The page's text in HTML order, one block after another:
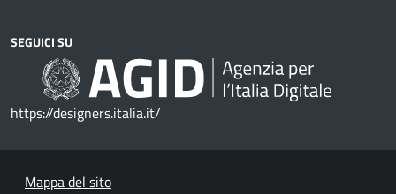
SEGUICI SU
https://designers.italia.it/
Mappa del sito